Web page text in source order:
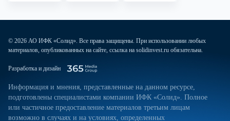
© 2026 АО ИФК «Солид». Все права защищены. При использовании любых
материалов, опубликованных на сайте, ссылка на solidinvest.ru обязательна.
Разработка и дизайн
Информация и мнения, представленные на данном ресурсе,
подготовлены специалистами компании ИФК «Солид». Полное
или частичное предоставление материалов третьим лицам
возможно в случаях и на условиях, определенных